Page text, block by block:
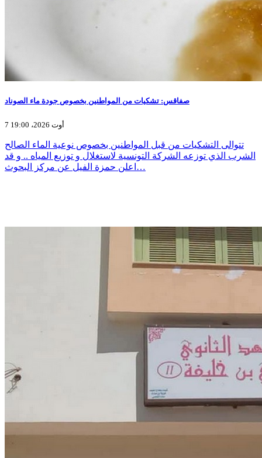
صفاقس: تشكيات من المواطنين بخصوص جودة ماء الصوناد
7 أوت 2026، 19:00
تتوالى التشكيات من قبل المواطنين بخصوص نوعية الماء الصالح
الشرب الذي توزعه الشركة التونسية لاستغلال و توزيع المياه .. و قد
اعلن حمزة الفيل عن مركز البحوث…